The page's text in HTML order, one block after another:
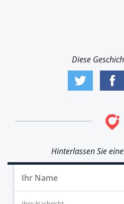
Diese
Hinterlassen Sie